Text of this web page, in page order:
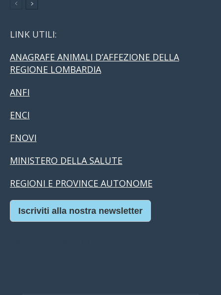
LINK UTILI:
ANAGRAFE ANIMALI D’AFFEZIONE DELLA
REGIONE LOMBARDIA
ANFI
ENCI
FNOVI
MINISTERO DELLA SALUTE
REGIONI E PROVINCE AUTONOME
Iscriviti alla nostra newsletter